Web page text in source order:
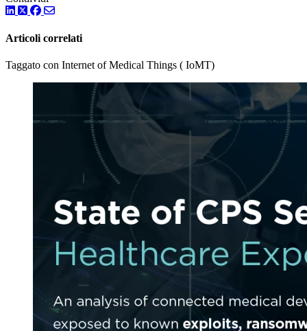
LinkedIn
TwitterFacebook
Articoli correlati
Taggato con Internet of Medical Things ( IoMT)